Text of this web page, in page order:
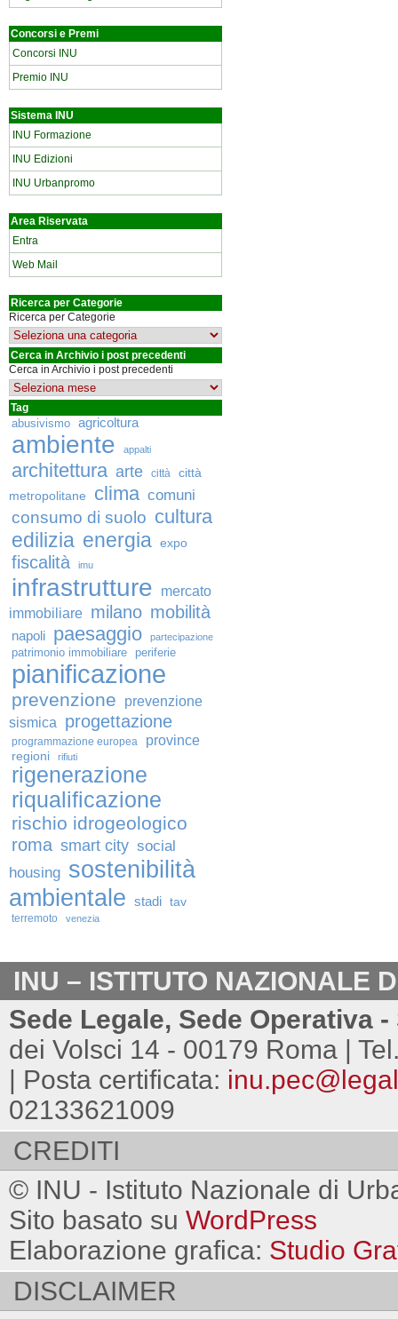
Concorsi e Premi
Concorsi INU
Premio INU
Sistema INU
INU Formazione
INU Edizioni
INU Urbanpromo
Area Riservata
Entra
Web Mail
Ricerca per Categorie
Ricerca per Categorie
Cerca in Archivio i post precedenti
Cerca in Archivio i post precedenti
Tag
abusivismo agricoltura
ambiente appalti
architettura arte città
città
metropolitane
clima comuni
consumo di suolo cultura
edilizia energia expo
fiscalità imu
infrastrutture
mercato
immobiliare milano mobilità
napoli paesaggio partecipazione
patrimonio immobiliare periferie
pianificazione
prevenzione
prevenzione
sismica
progettazione
programmazione europea province
regioni rifiuti
rigenerazione
riqualificazione
rischio idrogeologico
roma smart city social
housing sostenibilità
ambientale stadi tav
terremoto venezia
INU – ISTITUTO NAZIONALE
Sede Legale, Sede Operativa
dei Volsci 14 - 00179 Roma |
| Posta certificata:
02133621009
CREDITI
© INU - Istituto Nazionale di
Sito basato su WordPress
Elaborazione grafica: Studio
DISCLAIMER